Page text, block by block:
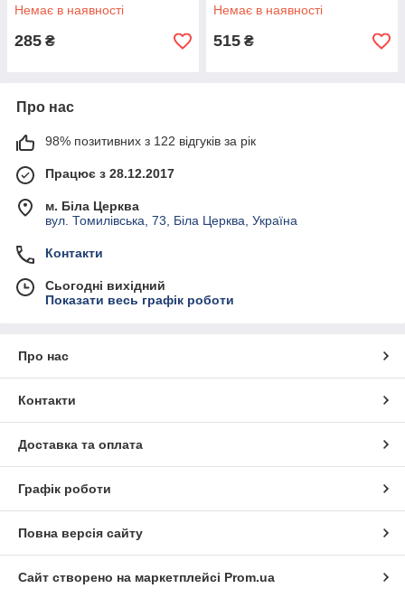
Немає в наявності
285 ₴
Немає в наявності
515 ₴
Про нас
98% позитивних з 122 відгуків за рік
Працює з 28.12.2017
м. Біла Церква
вул. Томилівська, 73, Біла Церква, Україна
Контакти
Сьогодні вихідний
Показати весь графік роботи
Про нас
Контакти
Доставка та оплата
Графік роботи
Повна версія сайту
Сайт створено на маркетплейсі Prom.ua